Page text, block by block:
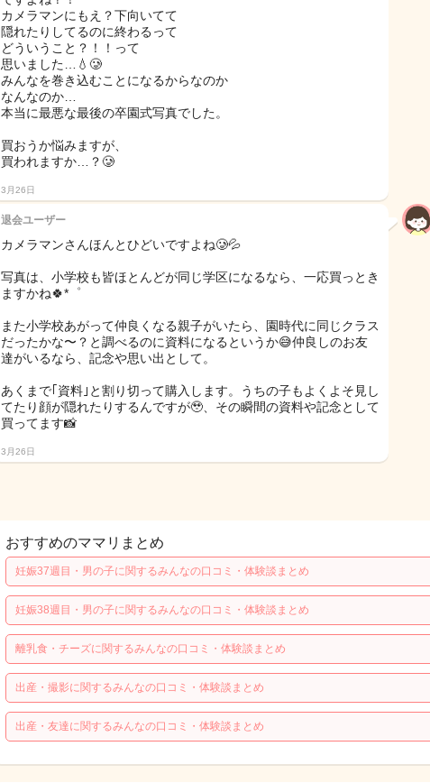
カメラマンにもえ？下向いてて
隠れたりしてるのに終わるって
どういうこと？！！って
思いました…💧🥲
みんなを巻き込むことになるからなのか
なんなのか…
本当に最悪な最後の卒園式写真でした。
買おうか悩みますが、
買われますか…？🥲
3月26日
退会ユーザー
カメラマンさんほんとひどいですよね🥲💦
写真は、小学校も皆ほとんどが同じ学区になるなら、一応買っとき
ますかね🍀*゜
また小学校あがって仲良くなる親子がいたら、園時代に同じクラス
だったかな〜？と調べるのに資料になるというか😅仲良しのお友
達がいるなら、記念や思い出として。
あくまで｢資料｣と割り切って購入します。うちの子もよくよそ見し
てたり顔が隠れたりするんですが🥹、その瞬間の資料や記念として
買ってます📸
3月26日
おすすめのママリまとめ
妊娠37週目・男の子に関するみんなの口コミ・体験談まとめ
妊娠38週目・男の子に関するみんなの口コミ・体験談まとめ
離乳食・チーズに関するみんなの口コミ・体験談まとめ
出産・撮影に関するみんなの口コミ・体験談まとめ
出産・友達に関するみんなの口コミ・体験談まとめ